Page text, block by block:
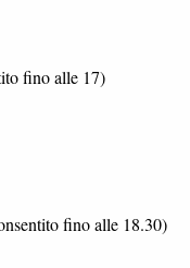
fino alle 17)
fino alle 18.30)